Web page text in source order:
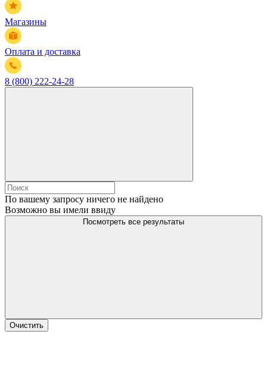
Магазины
Оплата и доставка
8 (800) 222-24-28
По вашему запросу ничего не найдено
Возможно вы имели ввиду
Посмотреть все результаты
Очистить